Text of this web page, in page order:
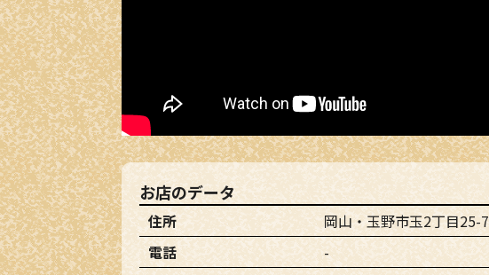
お店のデータ
住所
岡山・玉野市玉2丁目25-7
電話
-